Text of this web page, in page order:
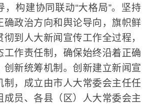
，构建协同联动“大格局”。坚持
确政治方向和舆论导向，旗帜鲜
到人大新闻宣传工作全过程，
工作责任制，确保始终沿着正确
创新统筹机制。创新建立新闻宣
制，成立由市人大常委会主任任
成员、各县（区）人大常委会主